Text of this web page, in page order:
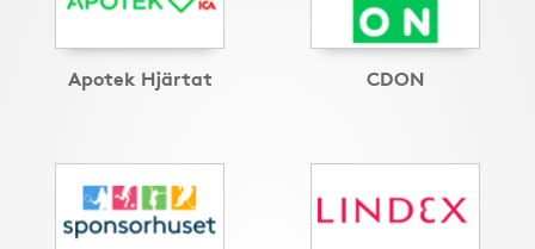
Apotek Hjärtat CDON